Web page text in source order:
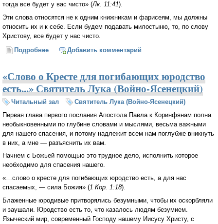
тогда все будет у вас чисто» (Лк. 11:41).
Эти слова относятся не к одним книжникам и фарисеям, мы должны
относить их и к себе. Если будем подавать милостыню, то, по слову
Христову, все будет у нас чисто.
Подробнее о Доброхотно дающего любит Бог (Святитель Лука
Добавить комментарий
«Слово о Кресте для погибающих юродство
есть...» Святитель Лука (Войно-Ясенецкий)
Читальный зал
Святитель Лука (Войно-Ясенецкий)
Первая глава первого послания Апостола Павла к Коринфянам полна
необыкновенными по глубине словами и мыслями, весьма важными
для нашего спасения, и потому надлежит всем нам поглубже вникнуть
в них, а мне — разъяснить их вам.
Начнем с Божьей помощью это трудное дело, исполнить которое
необходимо для спасения нашего.
«…слово о кресте для погибающих юродство есть, а для нас
спасаемых, — сила Божия» (1 Кор. 1:18).
Блаженные юродивые притворялись безумными, чтобы их оскорбляли
и заушали. Юродство есть то, что казалось людям безумием.
Языческий мир, современный Господу нашему Иисусу Христу, с